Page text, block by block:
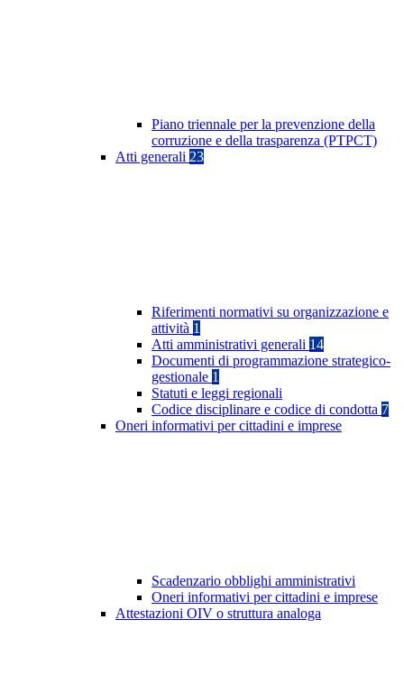
Piano triennale per la prevenzione della
corruzione e della trasparenza (PTPCT)
Atti generali 23
Riferimenti normativi su organizzazione e
attività 1
Atti amministrativi generali 14
Documenti di programmazione strategico-
gestionale 1
Statuti e leggi regionali
Codice disciplinare e codice di condotta 7
Oneri informativi per cittadini e imprese
Scadenzario obblighi amministrativi
Oneri informativi per cittadini e imprese
Attestazioni OIV o struttura analoga